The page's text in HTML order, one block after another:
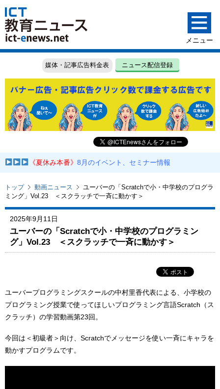
媒体・記事広告料金表 ニュース配信登録
《夏休み本番》8月のイベント、セミナー情報
トップ 動画ニュース
ユーバーの「Scratchで小・中学校のプログラ
ミング」Vol.23 ＜スクラッチで一斉に動かす＞
2025年9月11日
ユーバーの「Scratchで小・中学校のプログラミン
グ」Vol.23 ＜スクラッチで一斉に動かす＞
ユーバープログラミングスクールの中村里香代表による、小学校の
プログラミング授業で使ってほしいプログラミング言語Scratch（ス
クラッチ）の学習動画第23回。
今回は＜初級者＞向け、Scratchでメッセージを使い一斉にキャラを
動かすプログラムです。